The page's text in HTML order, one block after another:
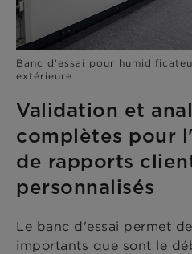
Banc d'essai pour
extérieure
Validation et
complètes pour
de rapports
personnalisés
Le banc d'essai permet
importants que sont le